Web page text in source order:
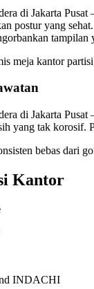
di Jakarta
postur yang
meja kantor
di Jakarta Pusat
yang tak korosif.
bebas dari
Kantor
INDACHI